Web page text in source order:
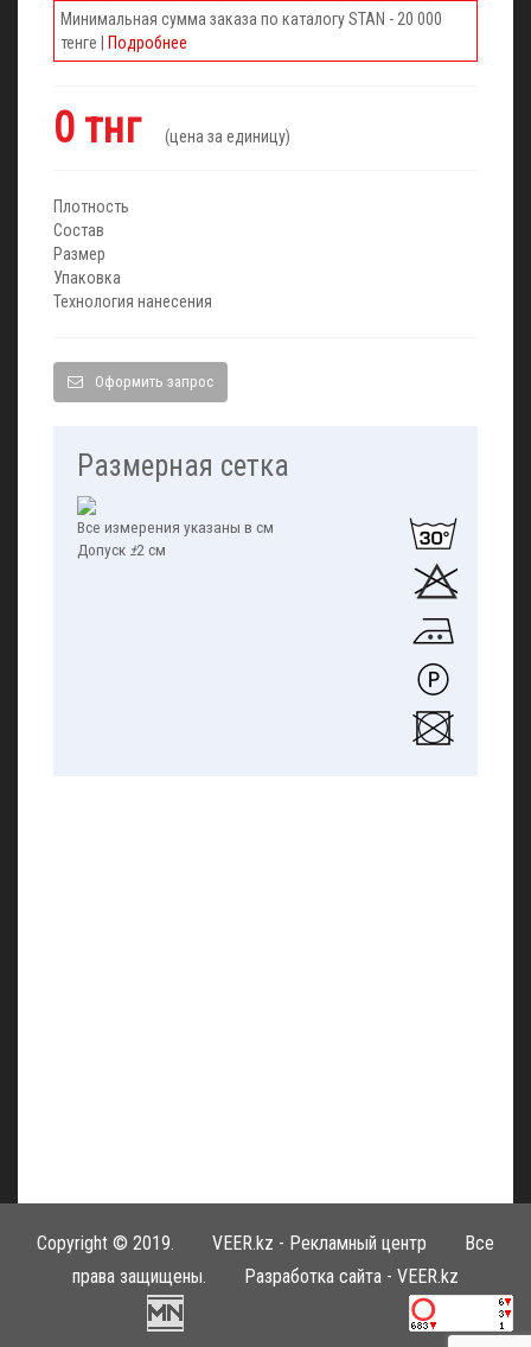
Минимальная сумма заказа по каталогу STAN - 20 000
тенге |
Подробнее
0 тнг (цена за единицу)
Плотность
Состав
Размер
Упаковка
Технология нанесения
Оформить запрос
Размерная сетка
Все измерения указаны в см
Допуск ±2 см
Copyright © 2019. VEER.kz - Рекламный центр Все
права защищены. Разработка сайта - VEER.kz